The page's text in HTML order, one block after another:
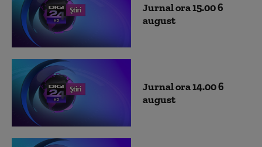
Jurnal ora 15.00 6
august
Jurnal ora 14.00 6
august